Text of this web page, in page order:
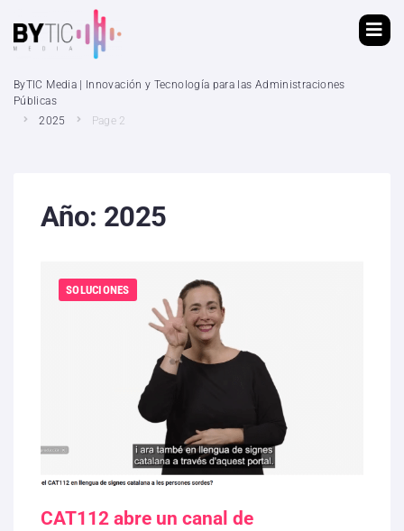
ByTIC Media | Innovación y Tecnología para las Administraciones
Públicas
2025
Page 2
Año: 2025
SOLUCIONES
CAT112 abre un canal de